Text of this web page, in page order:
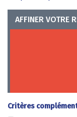
AFFINER VOTRE
Critères